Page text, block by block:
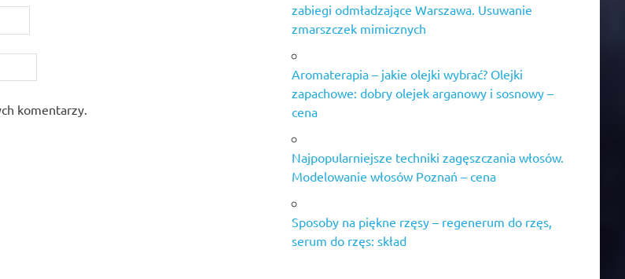
komentarzy.
zabiegi odmładzające Warszawa. Usuwanie
zmarszczek mimicznych
Aromaterapia – jakie olejki wybrać? Olejki
zapachowe: dobry olejek arganowy i sosnowy –
cena
Najpopularniejsze techniki zagęszczania włosów.
Modelowanie włosów Poznań – cena
Sposoby na piękne rzęsy – regenerum do rzęs,
serum do rzęs: skład